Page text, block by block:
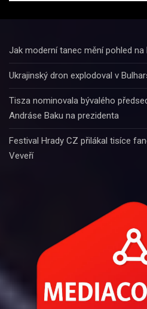
Jak moderní tanec mění pohled na
Ukrajinský dron explodoval v
Tisza nominovala bývalého
Andráse Baku na prezidenta
Festival Hrady CZ přilákal tisíce
Veveří